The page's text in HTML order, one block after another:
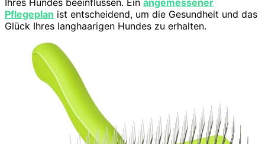
Pflegeplan ist entscheidend, um die Gesundheit und das
Glück Ihres langhaarigen Hundes zu erhalten.